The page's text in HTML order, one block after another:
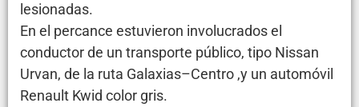
lesionadas.
En el percance estuvieron involucrados el
conductor de un transporte público, tipo Nissan
Urvan, de la ruta Galaxias–Centro ,y un automóvil
Renault Kwid color gris.